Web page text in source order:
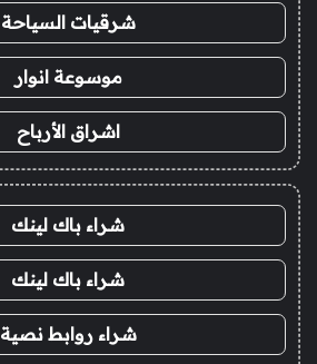
شرقيات السياحة
موسوعة انوار
اشراق الأرباح
شراء باك لينك
شراء باك لينك
شراء روابط نصية